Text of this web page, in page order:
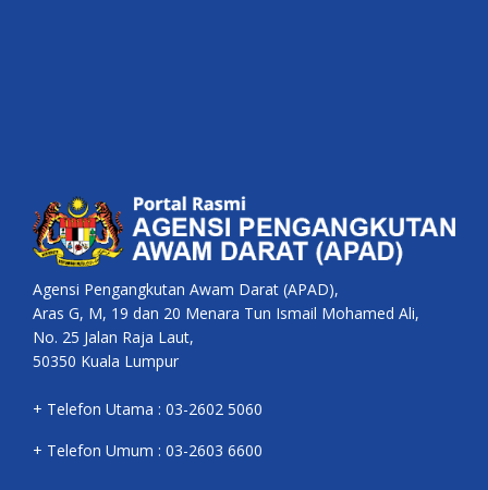
Agensi Pengangkutan Awam Darat (APAD),
Aras G, M, 19 dan 20 Menara Tun Ismail Mohamed Ali,
No. 25 Jalan Raja Laut,
50350 Kuala Lumpur
+ Telefon Utama : 03-2602 5060
+ Telefon Umum : 03-2603 6600